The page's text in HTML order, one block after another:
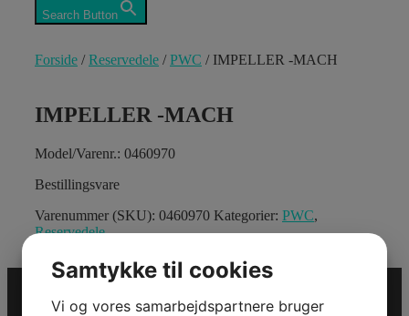
Search Button
Forside /Reservedele /PWC / IMPELLER -MACH
IMPELLER -MACH
Model/Varenr.: 0460970
Bestillingsvare
Varenummer (SKU): 0460970 Kategorier: PWC,
Reservedele
Samtykke til cookies
Vi og vores samarbejdspartnere bruger